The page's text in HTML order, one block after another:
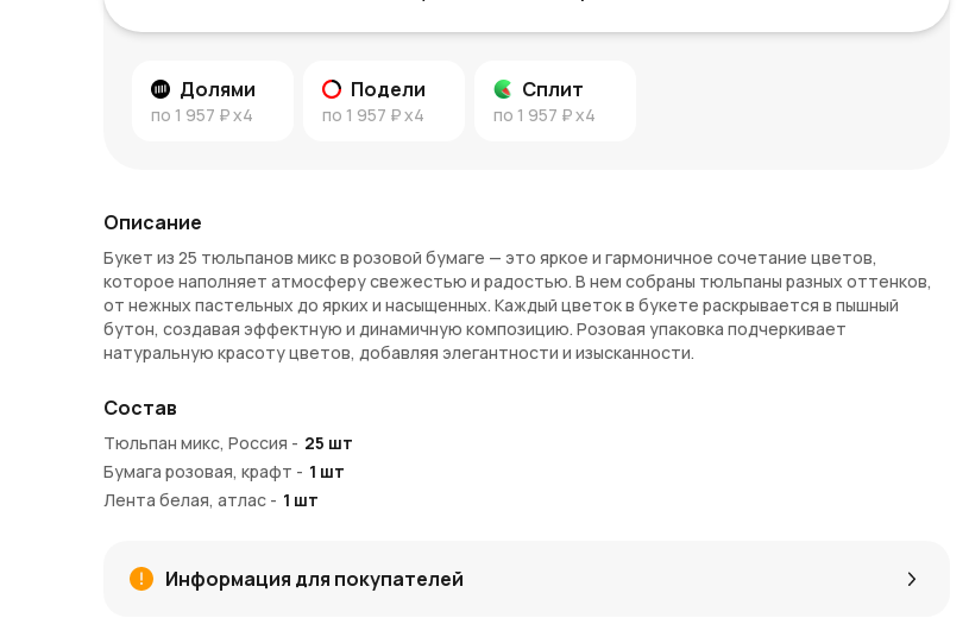
Долями
по 1 957 ₽x4
Подели
по 1 957 ₽x4
Сплит
по 1 957 ₽x4
Описание
Букет из 25 тюльпанов микс в розовой бумаге — это яркое и гармоничное сочетание цветов,
которое наполняет атмосферу свежестью и радостью. В нем собраны тюльпаны разных оттенков,
от нежных пастельных до ярких и насыщенных. Каждый цветок в букете раскрывается в пышный
бутон, создавая эффектную и динамичную композицию. Розовая упаковка подчеркивает
натуральную красоту цветов, добавляя элегантности и изысканности.
Тюльпаны — это символ весны, любви и новых начинаний. Разнообразие оттенков в этом букете
выражает множество эмоций, от нежности до радости. Такой букет станет прекрасным подарком
для близких на день рождения, юбилей или другой важный момент.
Яркость и гармония
привлекает внимание и дарит радость.
Состав
Тюльпан микс, Россия - 25 шт
Бумага розовая, крафт - 1 шт
Лента белая, атлас - 1 шт
Информация для покупателей